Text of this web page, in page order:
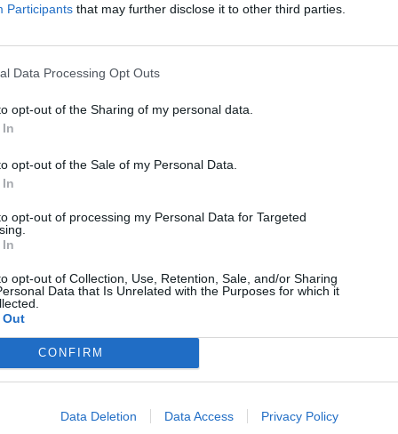
Participants that may further disclose it to other third parties.
Data Processing Opt Outs
opt-out of the Sharing of my personal data.
opt-out of the Sale of my Personal Data.
opt-out of processing my Personal Data for Targeted
opt-out of Collection, Use, Retention, Sale, and/or Sharing
Data that Is Unrelated with the Purposes for which it
CONFIRM
Data Deletion Data Access Privacy Policy
Samsung Galaxy S4: Αναβάθμιση φέρνει KNOX 2.0
04/07/2014
αναβάθμιση του Samsung Galaxy S4. Το μέγεθος είναι 255.31ΜΒ
και…
Διαφήμιση